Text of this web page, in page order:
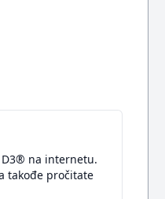
na internetu.
takođe pročitate